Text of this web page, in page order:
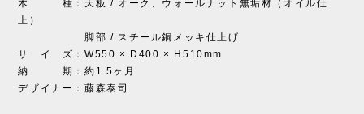
木 種：天板 / オーク、ウォールナット無垢材（オイル仕
上）
脚部 / スチール銅メッキ仕上げ
サ イ ズ：W550 × D400 × H510mm
納 期：約1.5ヶ月
デザイナー：藤森泰司